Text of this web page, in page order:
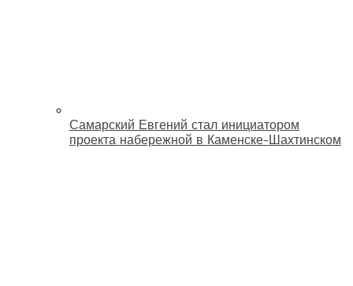
Самарский Евгений стал инициатором
проекта набережной в Каменске-Шахтинском